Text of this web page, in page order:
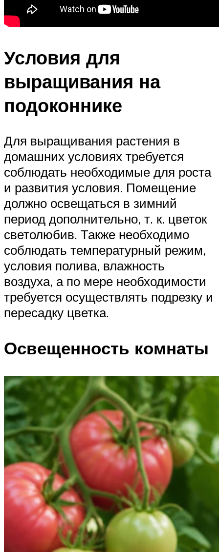
Условия для
выращивания на
подоконнике
Для выращивания растения в
домашних условиях требуется
соблюдать необходимые для роста
и развития условия. Помещение
должно освещаться в зимний
период дополнительно, т. к. цветок
светолюбив. Также необходимо
соблюдать температурный режим,
условия полива, влажность
воздуха, а по мере необходимости
требуется осуществлять подрезку и
пересадку цветка.
Освещенность комнаты